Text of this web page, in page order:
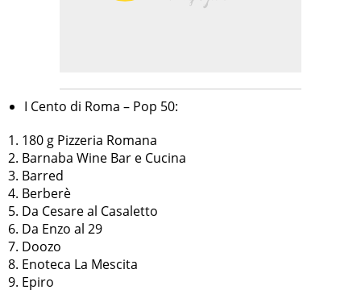
I Cento di Roma – Pop 50:
1. 180 g Pizzeria Romana
2. Barnaba Wine Bar e Cucina
3. Barred
4. Berberè
5. Da Cesare al Casaletto
6. Da Enzo al 29
7. Doozo
8. Enoteca La Mescita
9. Epiro